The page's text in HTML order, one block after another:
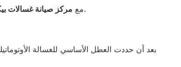
📍 مع مركز صيانة غسالات ، أنتِ في أمان كامل، لأننا مش بس بنصلح الغسالة، لكن بنوفرلك خدمة متكاملة تضمن راحة بالك وراحة أسرتك.
بعد أن حددت العطل الأساسي للغسالة